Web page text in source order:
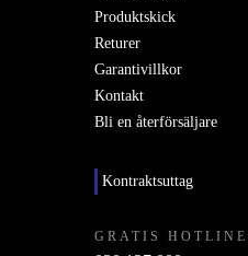
Produktskick
Returer
Garantivillkor
Kontakt
Bli en återförsäljare
Kontraktsuttag
GRATIS HOTLINE